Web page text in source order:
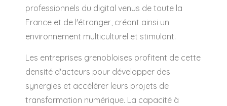
professionnels du digital venus de toute la
France et de l'étranger, créant ainsi un
environnement multiculturel et stimulant.
Les entreprises grenobloises profitent de cette
densité d'acteurs pour développer des
synergies et accélérer leurs projets de
transformation numérique. La capacité à